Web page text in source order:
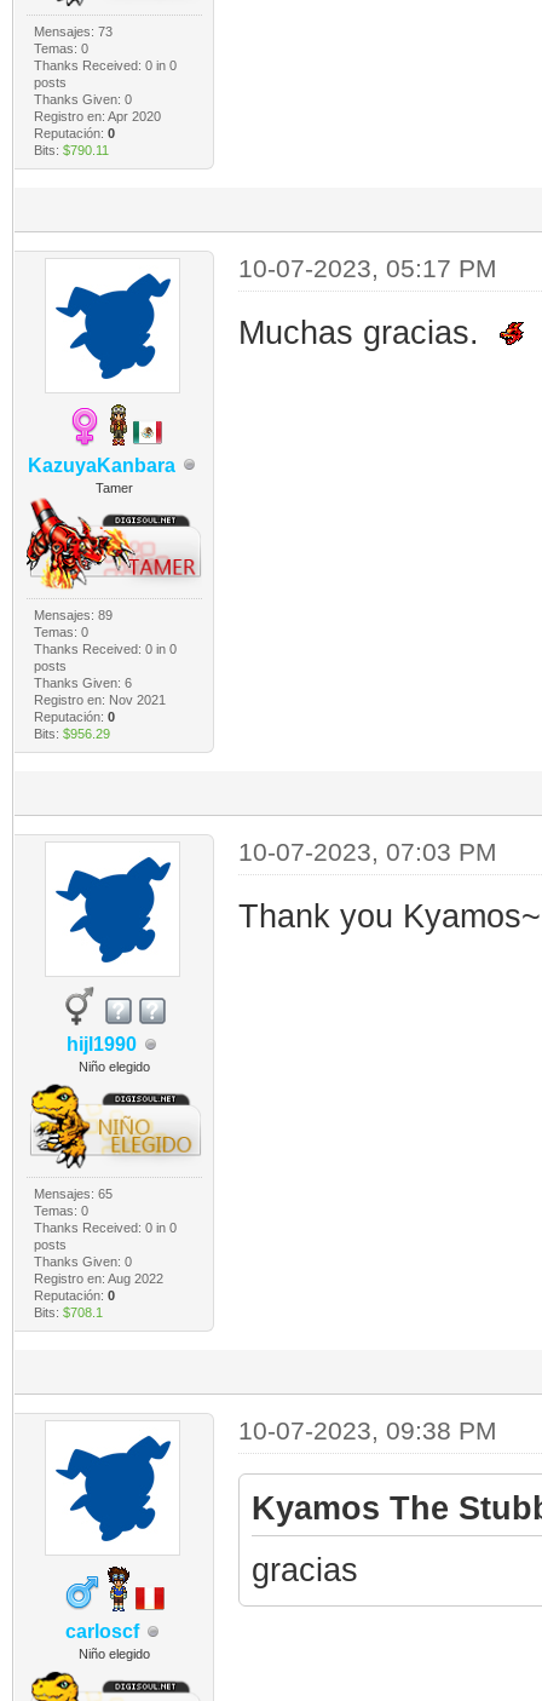
Mensajes: 73
Temas: 0
Thanks Received: 0in 0
posts
Thanks Given: 0
Registro en: Apr 2020
Reputación: 0
Bits: $790.11
KazuyaKanbara
Tamer
Mensajes: 89
Temas: 0
Thanks Received: 0in 0
posts
Thanks Given: 6
Registro en: Nov 2021
Reputación: 0
Bits: $956.29
10-07-2023, 05:17 PM
Muchas gracias.
hijl1990
Niño elegido
Mensajes: 65
Temas: 0
Thanks Received: 0in 0
posts
Thanks Given: 0
Registro en: Aug 2022
Reputación: 0
Bits: $708.1
10-07-2023, 07:03 PM
Thank you Kyamos~
carloscf
Niño elegido
10-07-2023, 09:38 PM
Kyamos The
gracias